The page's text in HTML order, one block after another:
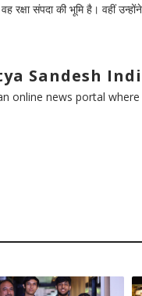
रक्षा संपदा की भूमि है। वहीं
Sandesh
online news portal